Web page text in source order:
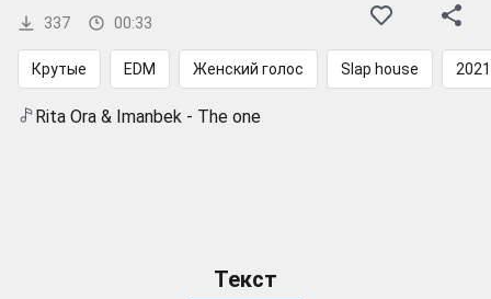
337 00:33
Крутые EDM Женский голос Slap house 2021
Rita Ora & Imanbek - The one
Текст